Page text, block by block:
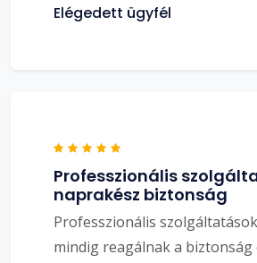
Elégedett ügyfél
Professzionális
naprakész biztonság
Professzionális
mindig reagálnak a biztonság